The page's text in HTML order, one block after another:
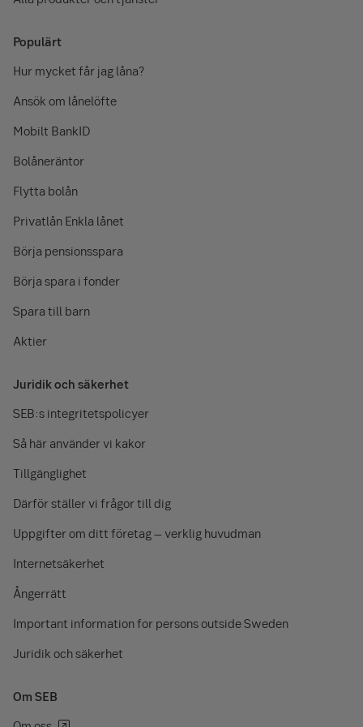
Populärt
Hur mycket får jag låna?
Ansök om lånelöfte
Mobilt BankID
Bolåneräntor
Flytta bolån
Privatlån Enkla lånet
Börja pensionsspara
Börja spara i fonder
Spara till barn
Aktier
Juridik och säkerhet
SEB:s integritetspolicyer
Så här använder vi kakor
Tillgänglighet
Därför ställer vi frågor till dig
Uppgifter om ditt företag – verklig huvudman
Internetsäkerhet
Ångerrätt
Important information for persons outside Sweden
Juridik och säkerhet
Om SEB